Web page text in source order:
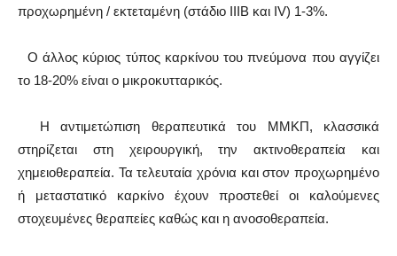
προχωρημένη / εκτεταμένη (στάδιο ΙΙΙB και IV) 1-3%.
Ο άλλος κύριος τύπος καρκίνου του πνεύμονα που αγγίζει
το 18-20% είναι ο μικροκυτταρικός.
Η αντιμετώπιση θεραπευτικά του ΜΜΚΠ, κλασσικά
στηρίζεται στη χειρουργική, την ακτινοθεραπεία και
χημειοθεραπεία. Τα τελευταία χρόνια και στον προχωρημένο
ή μεταστατικό καρκίνο έχουν προστεθεί οι καλούμενες
στοχευμένες θεραπείες καθώς και η ανοσοθεραπεία.